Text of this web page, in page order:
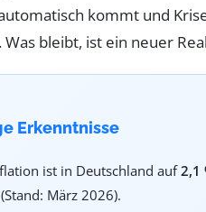
kommt und
bleibt, ist ein neuer
Erkenntnisse
ist in Deutschland auf2,1
März 2026).